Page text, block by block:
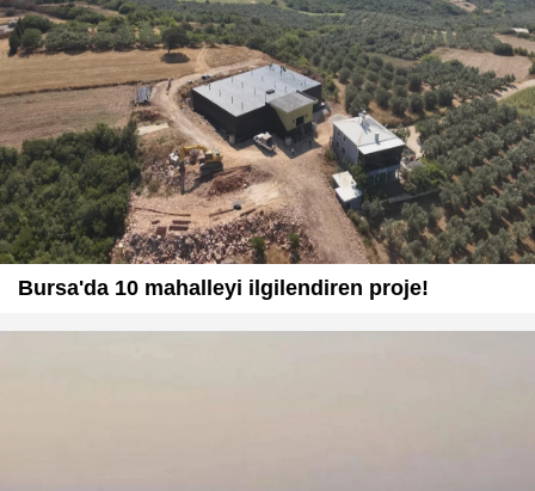
Bursa'da 10 mahalleyi ilgilendiren proje!